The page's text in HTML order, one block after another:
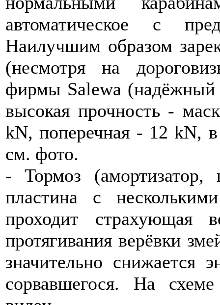
автоматическое с
Наилучшим образом
(несмотря на
фирмы Salewa (надёжный
высокая прочность -
kN, поперечная - 12 kN,
см. фото.
- Тормоз (амортизатор,
пластина с
проходит страхующая
протягивания верёвки
значительно снижается
сорвавшегося. На